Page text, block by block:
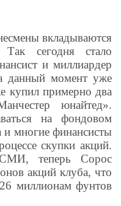
вкладываются
сегодня стало
и миллиардер
данный момент уже
купил примерно два
юнайтед».
на фондовом
многие финансисты
скупки акций.
теперь Сорос
акций клуба, что
миллионам фунтов